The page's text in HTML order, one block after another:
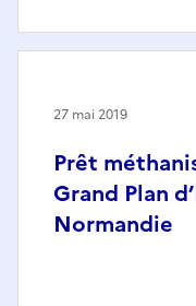
Prêt
Grand Plan
Normandie
27 mai 2019